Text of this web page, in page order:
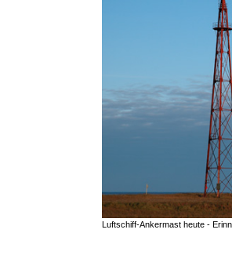
Luftschiff-Ankermast heute -